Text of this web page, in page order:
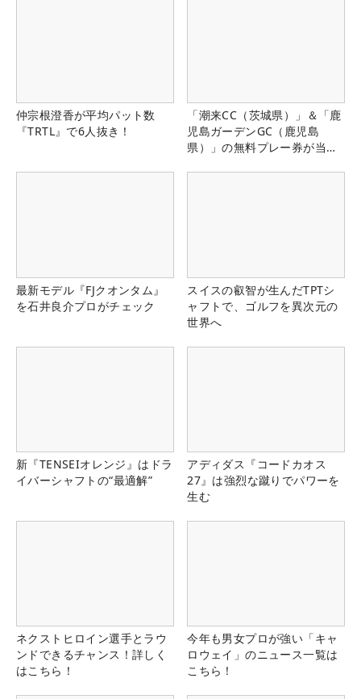
仲宗根澄香が平均パット数
『TRTL』で6人抜き！
「潮来CC（茨城県）」＆「鹿
児島ガーデンGC（鹿児島
県）」の無料プレー券が当た
最新モデル『FJクオンタム』
を石井良介プロがチェック
スイスの叡智が生んだTPTシ
ャフトで、ゴルフを異次元の
世界へ
新『TENSEIオレンジ』はドラ
イバーシャフトの“最適解”
アディダス『コードカオス
27』は強烈な蹴りでパワーを
生む
ネクストヒロイン選手とラウ
ンドできるチャンス！詳しく
はこちら！
今年も男女プロが強い「キャ
ロウェイ」のニュース一覧は
こちら！